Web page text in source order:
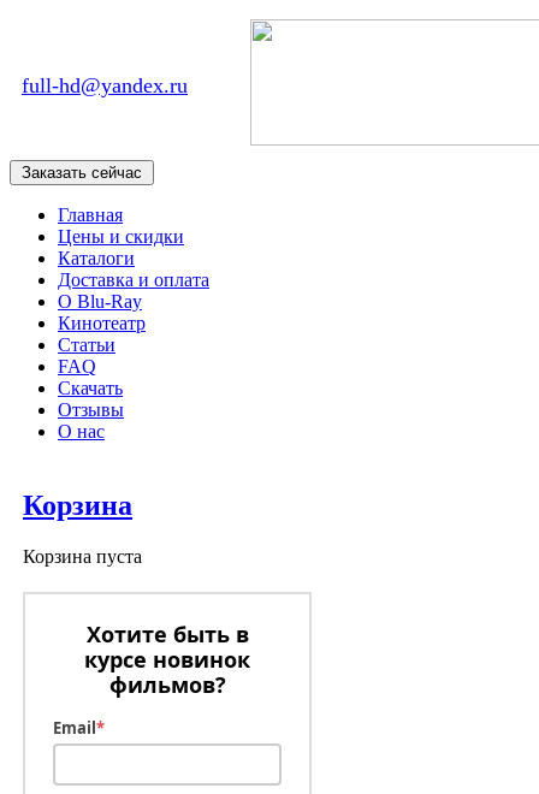
full-hd@yandex.ru
Главная
Цены и скидки
Каталоги
Доставка и оплата
О Blu-Ray
Кинотеатр
Статьи
FAQ
Скачать
Отзывы
О нас
Корзина
Корзина пуста
Хотите быть в
курсе новинок
фильмов?
Email*